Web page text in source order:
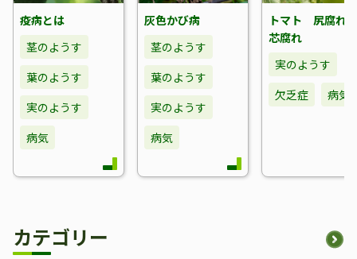
疫病とは
茎のようす
葉のようす
実のようす
病気
灰色かび病
茎のようす
葉のようす
実のようす
病気
トマト 尻腐れ
芯腐れ
実のようす
欠乏症
病気
カテゴリー